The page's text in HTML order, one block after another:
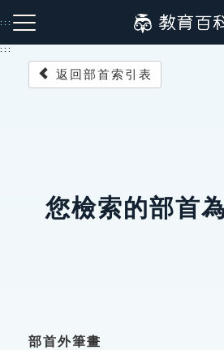
到
主
:::
成語故事
:::
返回部首索引表
您檢索的部首為
部首外筆畫